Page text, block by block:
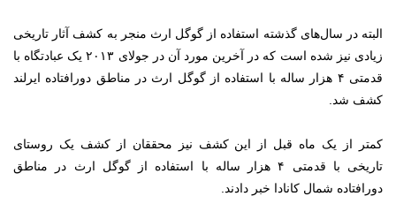
البته در سال‌های گذشته استفاده از گوگل ارث منجر به کشف آثار تاریخی
زیادی نیز شده است که در آخرین مورد آن در جولای ۲۰۱۳ یک عبادتگاه با
قدمتی ۴ هزار ساله با استفاده از گوگل ارث در مناطق دورافتاده ایرلند
کشف شد.
کمتر از یک ماه قبل از این کشف نیز محققان از کشف یک روستای
تاریخی با قدمتی ۴ هزار ساله با استفاده از گوگل ارث در مناطق
دورافتاده شمال کانادا خبر دادند.